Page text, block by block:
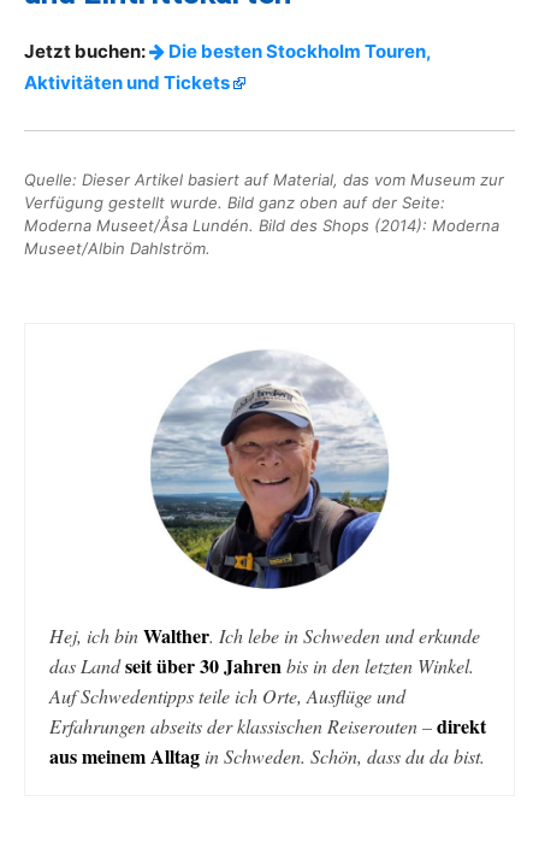
Jetzt buchen:
Die besten Stockholm Touren,
Aktivitäten und Tickets
Quelle: Dieser Artikel basiert auf Material, das vom Museum zur
Verfügung gestellt wurde. Bild ganz oben auf der Seite:
Moderna Museet/Åsa Lundén. Bild des Shops (2014): Moderna
Museet/Albin Dahlström.
Hej, ich binWalther. Ich lebe in Schweden und erkunde
das Landseit über 30 Jahrenbis in den letzten Winkel.
Auf Schwedentipps teile ich Orte, Ausflüge und
Erfahrungen abseits der klassischen Reiserouten –direkt
aus meinem Alltag in Schweden. Schön, dass du da bist.